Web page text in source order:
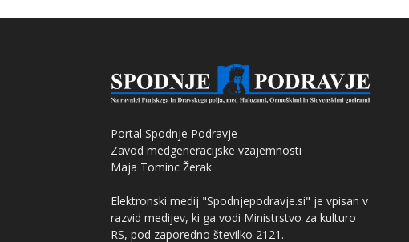
Portal Spodnje Podravje
Zavod medgeneracijske vzajemnosti
Maja Tominc Žerak
Elektronski medij "Spodnjepodravje.si" je vpisan v
razvid medijev, ki ga vodi Ministrstvo za kulturo
RS, pod zaporedno številko 2121.